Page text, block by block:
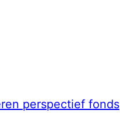
perspectief fonds